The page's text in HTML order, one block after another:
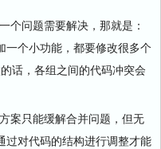
问题需要解决，那就是：
一个小功能，都要修改很多个
话，各组之间的代码冲突会
只能缓解合并问题，但无
过对代码的结构进行调整才能